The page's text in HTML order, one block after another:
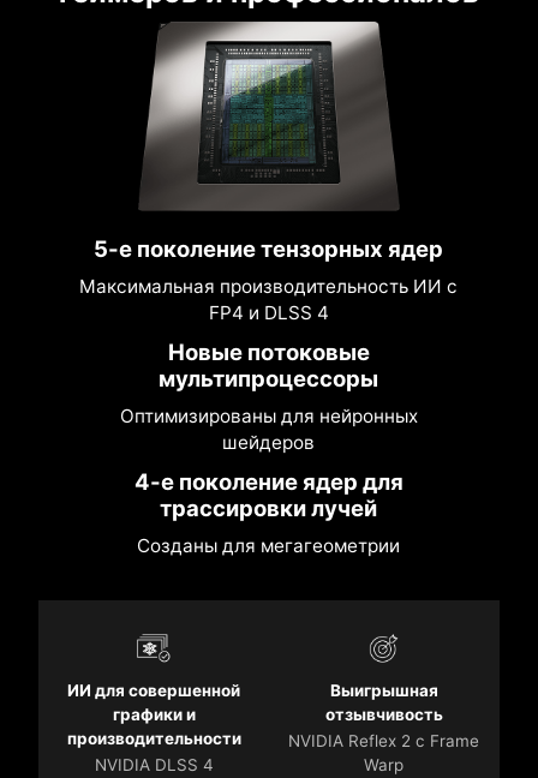
5-е поколение тензорных ядер
Максимальная производительность ИИ с
FP4 и DLSS 4
Новые потоковые
мультипроцессоры
Оптимизированы для нейронных
шейдеров
4-е поколение ядер для
трассировки лучей
Созданы для мегагеометрии
ИИ для совершенной
графики и
производительности
NVIDIA DLSS 4
Выигрышная
отзывчивость
NVIDIA Reflex 2 с Frame
Warp